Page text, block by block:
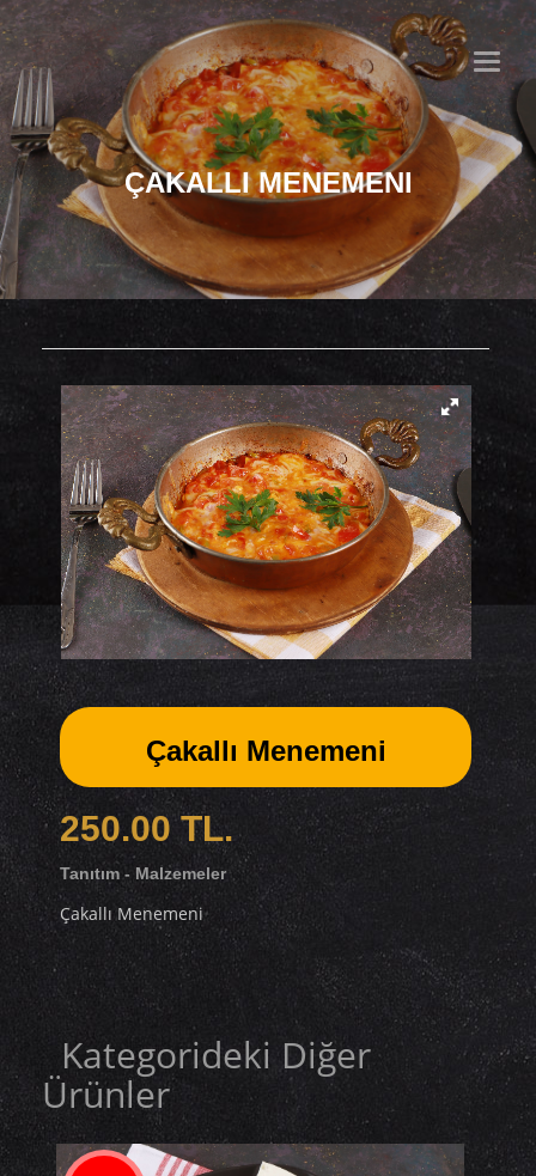
MENU
ÇAKALLI MENEMENI
Çakallı Menemeni
250.00 TL.
Tanıtım - Malzemeler
Çakallı Menemeni
Kategorideki Diğer
Ürünler